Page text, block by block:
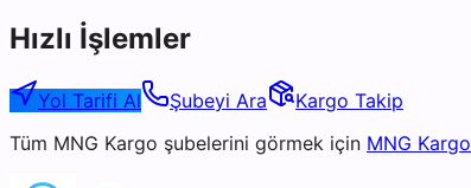
Hızlı İşlemler
Yol Tarifi Al Şubeyi Ara
Kargo Takip
Tüm MNG Kargo şubelerini görmek için MNG Kargo